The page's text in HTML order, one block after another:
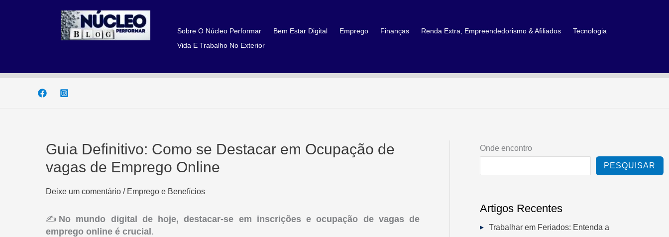
Sobre O Núcleo Performar Bem Estar Digital Emprego Finanças Renda Extra, Empreendedorismo & Afiliados
Tecnologia
Vida E Trabalho No Exterior
Guia Definitivo: Como se Destacar em Ocupação de
vagas de Emprego Online
Deixe um comentário / Emprego e Benefícios
✍ No mundo digital de hoje, destacar-se em inscrições e ocupação de vagas de
emprego online é crucial .
Onde encontro
PESQUISAR
Artigos Recentes
Trabalhar em Feriados: Entenda a